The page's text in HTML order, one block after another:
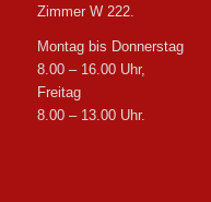
Zimmer W 222.
Montag bis Donnerstag
8.00 – 16.00 Uhr,
Freitag
8.00 – 13.00 Uhr.